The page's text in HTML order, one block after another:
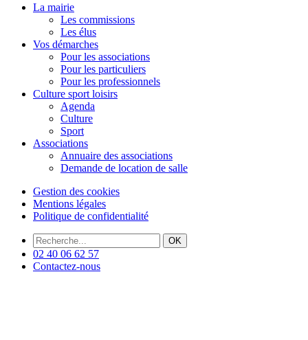
La mairie
Les commissions
Les élus
Vos démarches
Pour les associations
Pour les particuliers
Pour les professionnels
Culture sport loisirs
Agenda
Culture
Sport
Associations
Annuaire des associations
Demande de location de salle
Gestion des cookies
Mentions légales
Politique de confidentialité
OK
02 40 06 62 57
Contactez-nous